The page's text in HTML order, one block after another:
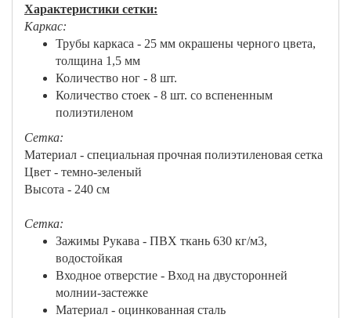
Характеристики сетки:
Каркас:
Трубы каркаса - 25 мм окрашены черного цвета,
толщина 1,5 мм
Количество ног - 8 шт.
Количество стоек - 8 шт. со вспененным
полиэтиленом
Сетка:
Материал - специальная прочная полиэтиленовая сетка
Цвет - темно-зеленый
Высота - 240 см
Сетка:
Зажимы Рукава - ПВХ ткань 630 кг/м3,
водостойкая
Входное отверстие - Вход на двусторонней
молнии-застежке
Материал - оцинкованная сталь